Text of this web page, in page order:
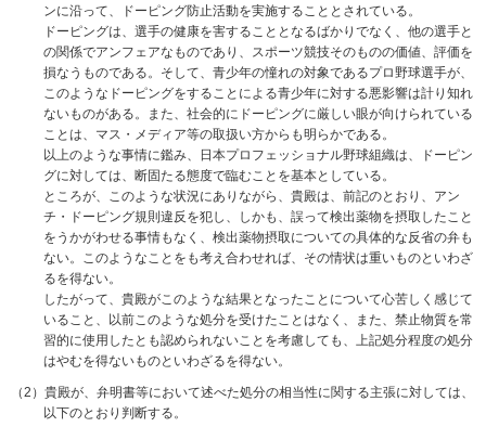
ンに沿って、ドーピング防止活動を実施することとされている。
ドーピングは、選手の健康を害することとなるばかりでなく、他の選手と
の関係でアンフェアなものであり、スポーツ競技そのものの価値、評価を
損なうものである。そして、青少年の憧れの対象であるプロ野球選手が、
このようなドーピングをすることによる青少年に対する悪影響は計り知れ
ないものがある。また、社会的にドーピングに厳しい眼が向けられている
ことは、マス・メディア等の取扱い方からも明らかである。
以上のような事情に鑑み、日本プロフェッショナル野球組織は、ドーピン
グに対しては、断固たる態度で臨むことを基本としている。
ところが、このような状況にありながら、貴殿は、前記のとおり、アン
チ・ドーピング規則違反を犯し、しかも、誤って検出薬物を摂取したこと
をうかがわせる事情もなく、検出薬物摂取についての具体的な反省の弁も
ない。このようなことをも考え合わせれば、その情状は重いものといわざ
るを得ない。
したがって、貴殿がこのような結果となったことについて心苦しく感じて
いること、以前このような処分を受けたことはなく、また、禁止物質を常
習的に使用したとも認められないことを考慮しても、上記処分程度の処分
はやむを得ないものといわざるを得ない。
（2）貴殿が、弁明書等において述べた処分の相当性に関する主張に対しては、
以下のとおり判断する。